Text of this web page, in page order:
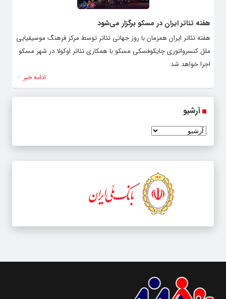
هفته تئاتر ایران در مسکو برگزار می‌شود
هفته تئاتر ایران همزمان با روز جهانی تئاتر توسط مرکز فرهنگ موسیقیایی
ملل کنسرواتوری چایکوفسکی مسکو با همکاری تئاتر اوکولا در شهر مسکو
اجرا خواهد شد.
ادامه خبر
آرشیو